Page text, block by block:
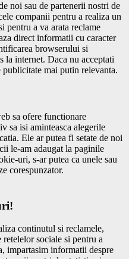
noi sau de partenerii nostri de
companii pentru a realiza un
pentru a va arata reclame
direct informatii cu caracter
browserului si
la internet. Daca nu acceptati
mai putin relevanta.
sa ofere functionare
sa isi aminteasca alegerile
Ele ar putea fi setate de noi
le-am adaugat la paginile
uri, s-ar putea ca unele sau
corespunzator.
continutul si reclamele,
sociale si pentru a
impartasim informatii despre